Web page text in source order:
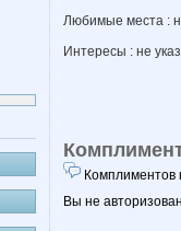
Любимые места :
Интересы : не
Комплиментов
Вы не